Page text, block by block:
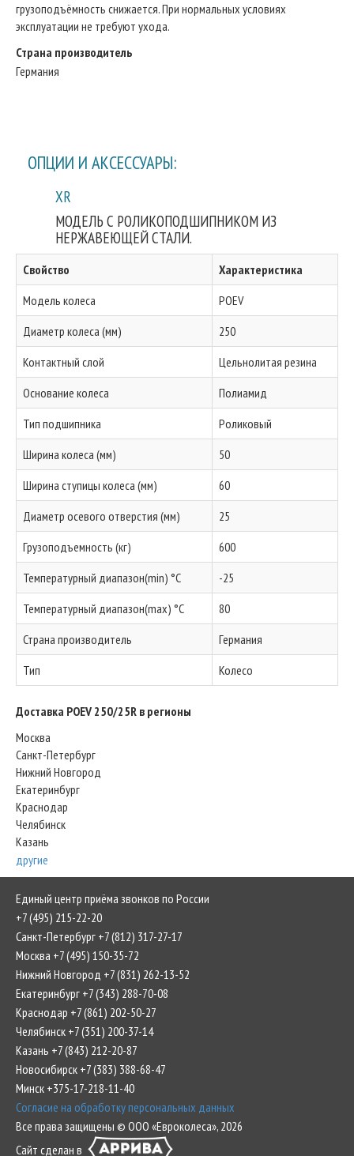
грузоподъёмность снижается. При нормальных условиях
эксплуатации не требуют ухода.
Страна производитель
Германия
ОПЦИИ И АКСЕССУАРЫ:
XR
МОДЕЛЬ С РОЛИКОПОДШИПНИКОМ ИЗ
НЕРЖАВЕЮЩЕЙ СТАЛИ.
Свойство
Характеристика
Модель колеса
POEV
Диаметр колеса (мм)
250
Контактный слой
Цельнолитая резина
Основание колеса
Полиамид
Тип подшипника
Роликовый
Ширина колеса (мм)
50
Ширина ступицы колеса (мм)
60
Диаметр осевого отверстия (мм)
25
Грузоподъемность (кг)
600
Температурный диапазон(min) °C
-25
Температурный диапазон(max) °C
80
Страна производитель
Германия
Тип
Колесо
Доставка POEV 250/25R в регионы
Москва
Санкт-Петербург
Нижний Новгород
Екатеринбург
Краснодар
Челябинск
Казань
другие
Единый центр приёма звонков по России
+7 (495) 215-22-20
Санкт-Петербург +7 (812) 317-27-17
Москва +7 (495) 150-35-72
Нижний Новгород +7 (831) 262-13-52
Екатеринбург +7 (343) 288-70-08
Краснодар +7 (861) 202-50-27
Челябинск +7 (351) 200-37-14
Казань +7 (843) 212-20-87
Новосибирск +7 (383) 388-68-47
Минск +375-17-218-11-40
Согласие на обработку персональных данных
Все права защищены © ООО «Евроколеса», 2026
Сайт сделан в